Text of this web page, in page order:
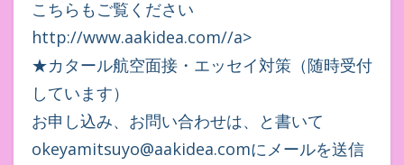
こちらもご覧ください
http://www.aakidea.com//a>
★カタール航空面接・エッセイ対策（随時受付
しています）
お申し込み、お問い合わせは、と書いて
okeyamitsuyo@aakidea.comにメールを送信